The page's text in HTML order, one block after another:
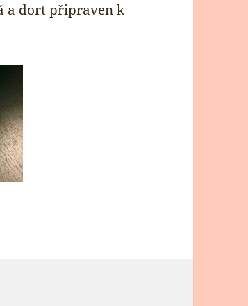
a dort připraven k
Citronový cheesecake s lemon curd